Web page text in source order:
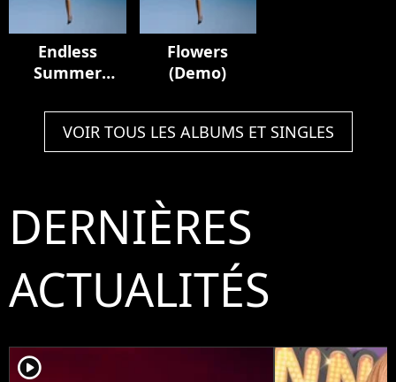
Endless
Summer
Flowers
(Demo)
VOIR TOUS LES ALBUMS ET SINGLES
DERNIÈRES
ACTUALITÉS
player2